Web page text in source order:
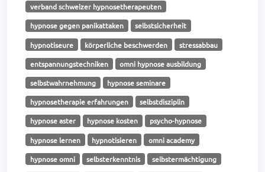
verband schweizer hypnosetherapeuten
hypnose gegen panikattaken selbstsicherheit
hypnotiseure körperliche beschwerden stressabbau
entspannungstechniken omni hypnose ausbildung
selbstwahrnehmung hypnose seminare
hypnosetherapie erfahrungen selbstdisziplin
hypnose aster hypnose kosten psycho-hypnose
hypnose lernen hypnotisieren omni academy
hypnose omni selbsterkenntnis selbstermächtigung